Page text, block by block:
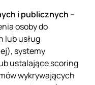
i publicznych –
osoby do
lub usług
systemy
ustalające scoring
wykrywających